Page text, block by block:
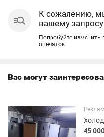
К сожалению,
вашему запросу
Попробуйте изменить
опечаток
Вас могут
45